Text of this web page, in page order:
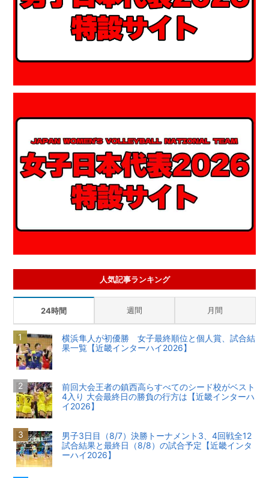
人気記事ランキング
24時間 週間 月間
横浜隼人が初優勝 女子最終順位と個人賞、試合結
果一覧【近畿インターハイ2026】
前回大会王者の鎮西高らすべてのシード校がベスト
4入り 大会最終日の勝負の行方は【近畿インターハ
イ2026】
男子3日目（8/7）決勝トーナメント3、4回戦全12
試合結果と最終日（8/8）の試合予定【近畿インタ
ーハイ2026】